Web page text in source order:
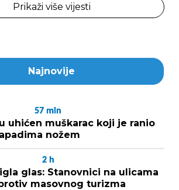
Prikaži više vijesti
Najnovije
57 min
uhićen muškarac koji je ranio
nožem
2 h
glas: Stanovnici na ulicama
masovnog turizma